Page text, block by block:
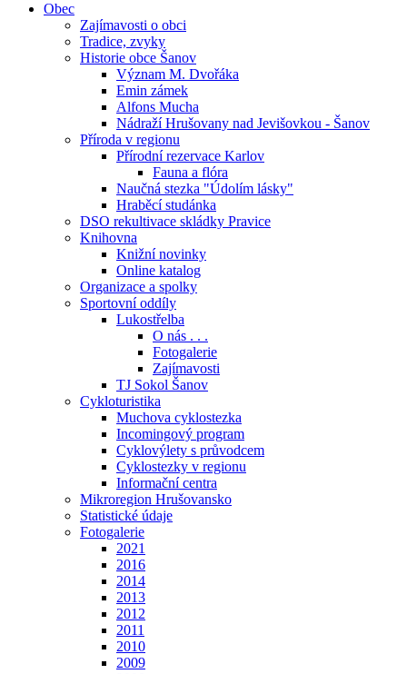
Obec
Zajímavosti o obci
Tradice, zvyky
Historie obce Šanov
Význam M. Dvořáka
Emin zámek
Alfons Mucha
Nádraží Hrušovany nad Jevišovkou - Šanov
Příroda v regionu
Přírodní rezervace Karlov
Fauna a flóra
Naučná stezka "Údolím lásky"
Hraběcí studánka
DSO rekultivace skládky Pravice
Knihovna
Knižní novinky
Online katalog
Organizace a spolky
Sportovní oddíly
Lukostřelba
O nás . . .
Fotogalerie
Zajímavosti
TJ Sokol Šanov
Cykloturistika
Muchova cyklostezka
Incomingový program
Cyklovýlety s průvodcem
Cyklostezky v regionu
Informační centra
Mikroregion Hrušovansko
Statistické údaje
Fotogalerie
2021
2016
2014
2013
2012
2011
2010
2009